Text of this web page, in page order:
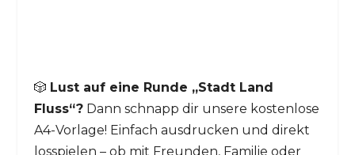
🎲 Lust auf eine Runde „Stadt Land
Fluss“?Dann schnapp dir unsere kostenlose
A4-Vorlage! Einfach ausdrucken und direkt
losspielen – ob mit Freunden, Familie oder